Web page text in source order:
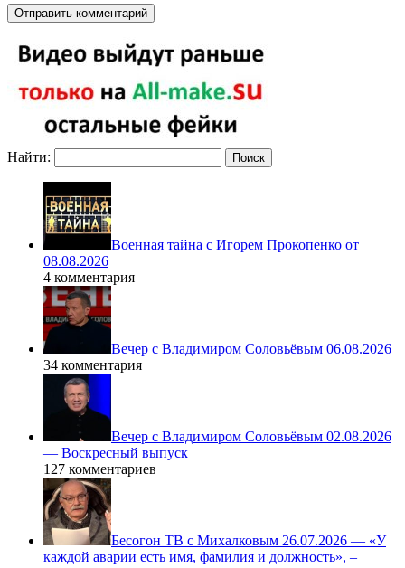
Найти:
Военная тайна с Игорем Прокопенко от
08.08.2026
4 комментария
Вечер с Владимиром Соловьёвым 06.08.2026
34 комментария
Вечер с Владимиром Соловьёвым 02.08.2026
— Воскресный выпуск
127 комментариев
Бесогон ТВ с Михалковым 26.07.2026 — «У
каждой аварии есть имя, фамилия и должность», –